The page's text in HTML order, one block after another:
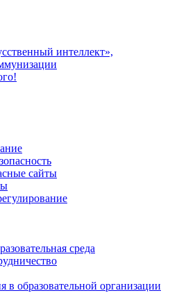
интеллект»,
сайты
среда
в образовательной организации